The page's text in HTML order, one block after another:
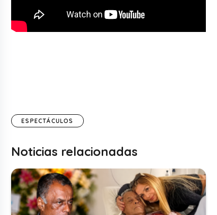
ESPECTÁCULOS
Noticias relacionadas